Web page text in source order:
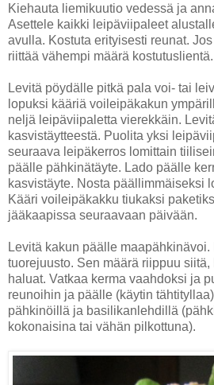
Kiehauta liemikuutio vedessä ja
Asettele kaikki leipäviipaleet
avulla. Kostuta erityisesti reunat.
riittää vähempi määrä kostutuslientä.
Levitä pöydälle pitkä pala voi- tai
lopuksi kääriä voileipäkakun
neljä leipäviipaletta vierekkäin.
kasvistäytteestä. Puolita yksi
seuraava leipäkerros lomittain
päälle pähkinätäyte. Lado päälle
kasvistäyte. Nosta päällimmäiseksi
Kääri voileipäkakku tiukaksi
jääkaapissa seuraavaan päivään.
Levitä kakun päälle
tuorejuusto. Sen määrä riippuu
haluat. Vatkaa kerma vaahdoksi ja
reunoihin ja päälle (käytin
pähkinöillä ja basilikanlehdillä
kokonaisina tai vähän pilkottuna).